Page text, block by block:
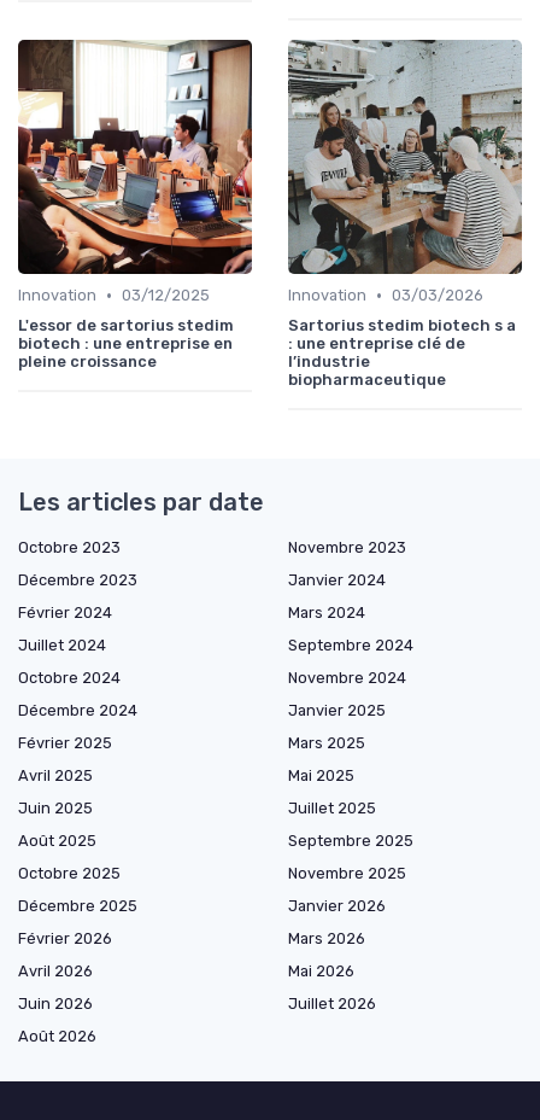
Innovation • 03/12/2025
L'essor de sartorius stedim
biotech : une entreprise en
pleine croissance
Innovation • 03/03/2026
Sartorius stedim biotech s a
: une entreprise clé de
l’industrie
biopharmaceutique
Les articles par date
Octobre 2023
Novembre 2023
Décembre 2023
Janvier 2024
Février 2024
Mars 2024
Juillet 2024
Septembre 2024
Octobre 2024
Novembre 2024
Décembre 2024
Janvier 2025
Février 2025
Mars 2025
Avril 2025
Mai 2025
Juin 2025
Juillet 2025
Août 2025
Septembre 2025
Octobre 2025
Novembre 2025
Décembre 2025
Janvier 2026
Février 2026
Mars 2026
Avril 2026
Mai 2026
Juin 2026
Juillet 2026
Août 2026